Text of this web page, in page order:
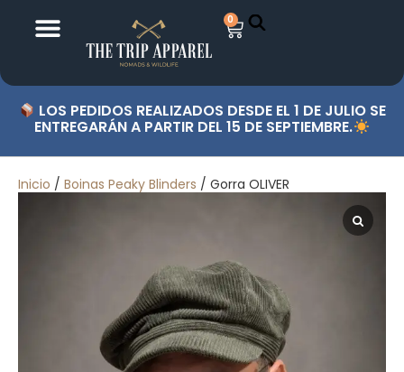
0
LOS PEDIDOS REALIZADOS DESDE EL 1 DE JULIO SE
ENTREGARÁN A PARTIR DEL 15 DE SEPTIEMBRE.
Inicio / Boinas Peaky Blinders / Gorra OLIVER